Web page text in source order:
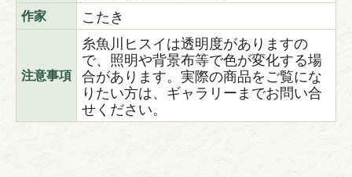
作家 こたき
注意事項
糸魚川ヒスイは透明度がありますの
で、照明や背景布等で色が変化する場
合があります。実際の商品をご覧にな
りたい方は、ギャラリーまでお問い合
せください。